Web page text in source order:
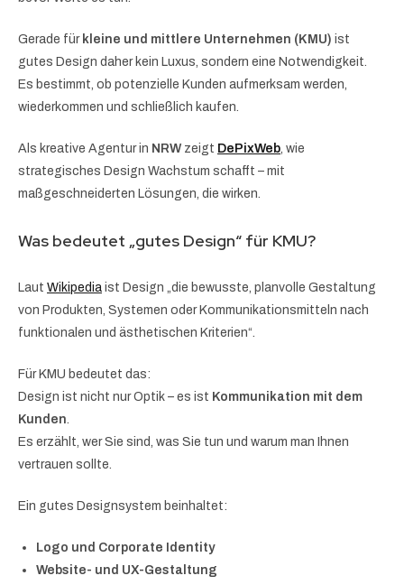
Gerade für kleine und mittlere Unternehmen (KMU) ist
gutes Design daher kein Luxus, sondern eine Notwendigkeit.
Es bestimmt, ob potenzielle Kunden aufmerksam werden,
wiederkommen und schließlich kaufen.
Als kreative Agentur in NRW zeigt DePixWeb, wie
strategisches Design Wachstum schafft – mit
maßgeschneiderten Lösungen, die wirken.
Was bedeutet „gutes Design“ für KMU?
Laut Wikipedia ist Design „die bewusste, planvolle Gestaltung
von Produkten, Systemen oder Kommunikationsmitteln nach
funktionalen und ästhetischen Kriterien“.
Für KMU bedeutet das:
Design ist nicht nur Optik – es ist Kommunikation mit dem
Kunden.
Es erzählt, wer Sie sind, was Sie tun und warum man Ihnen
vertrauen sollte.
Ein gutes Designsystem beinhaltet:
Logo und Corporate Identity
Website- und UX-Gestaltung